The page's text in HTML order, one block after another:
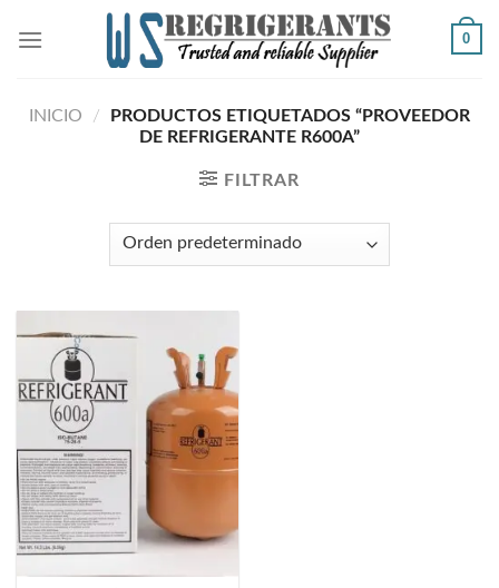
0
INICIO /
PRODUCTOS ETIQUETADOS “PROVEEDOR
DE REFRIGERANTE R600A”
FILTRAR